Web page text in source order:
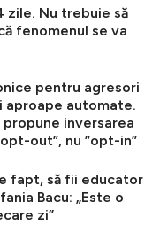
zile. Nu trebuie să
fenomenul se va
pentru agresori
aproape automate.
inversarea
out”, nu ”opt-in”
fapt, să fii educator
Bacu: „Este o
zi”